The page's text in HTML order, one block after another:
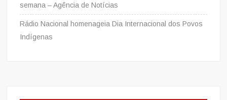
semana – Agência de Notícias
Rádio Nacional homenageia Dia Internacional dos Povos
Indígenas